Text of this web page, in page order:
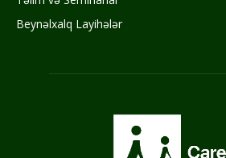
Beynəlxalq Layihələr